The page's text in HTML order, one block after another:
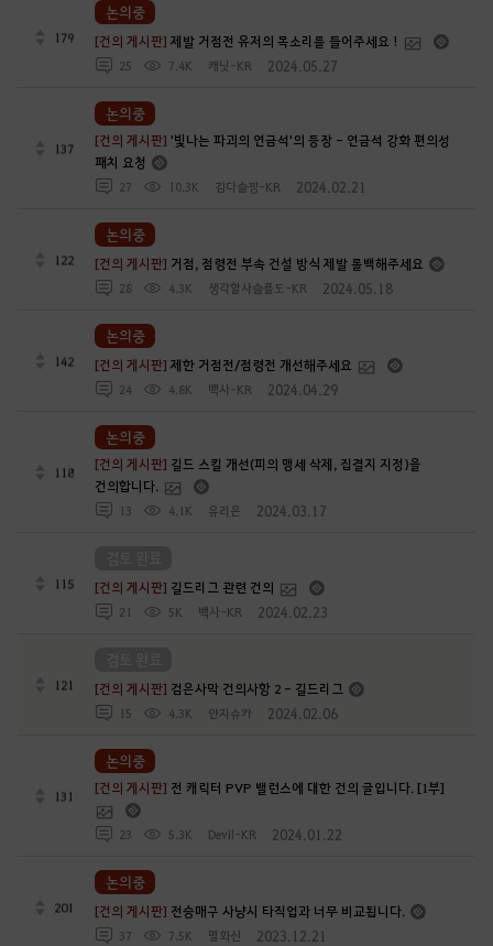
179 [건의 게시판]제발 거점전 유저의 목소리를 들어주세요 !
25 7.4K 캐닛-KR 2024.05.27
논의중
137
[건의 게시판]'빛나는 파괴의 연금석'의 등장 - 연금석 강화 편의성
패치 요청
27 10.3K 김다슬찡-KR 2024.02.21
논의중
122 [건의 게시판] 거점, 점령전 부속 건설 방식 제발 롤백해주세요
28 4.3K 생각할사슬플도-KR 2024.05.18
논의중
142 [건의 게시판]제한 거점전/점령전 개선해주세요
24 4.8K 백사-KR 2024.04.29
논의중
118
[건의 게시판] 길드 스킬 개선(피의 맹세 삭제, 집결지 지정)을
건의합니다.
13 4.1K 유리은 2024.03.17
논의중
115 [건의 게시판] 길드리그 관련 건의
21 5K 백사-KR 2024.02.23
121 [건의 게시판] 검은사막 건의사항 2 - 길드리그
15 4.3K 얀지슈카 2024.02.06
131
[건의 게시판] 전 캐릭터 PVP 밸런스에 대한 건의 글입니다. [1부]
23 5.3K Devil-KR 2024.01.22
논의중
201 [건의 게시판] 전승매구 사냥시 타직업과 너무 비교됩니다.
37 7.5K 멸화신 2023.12.21
논의중